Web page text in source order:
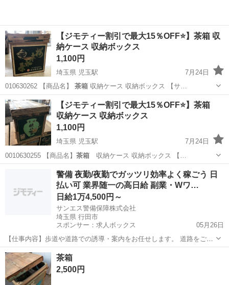
【ジモティー割引で最大15％OFF⭐️】茶箱 収
納ケース 収納ボックス
1,100円
埼玉県 児玉駅
7月24日
010630262 【商品名】 茶箱 収納ケース 収納ボックス 【サ…
埼玉 本庄市 収納家具 リユースマーケット
【ジモティー割引で最大15％OFF⭐️】茶箱
収納ケース 収納ボックス
1,100円
埼玉県 児玉駅
7月24日
0010630255 【商品名】 茶箱 収納ケース 収納ボックス 【…
本庄市 児玉駅 収納家具
警備 夜勤/夜勤でガッツリ効率よく稼ごう 日
払い可 業界随一の高日給 副業・Wワ…
日給1万4,500円～
サンエス警備保障株式会社
埼玉県 行田市
スポンサー：求人ボックス
05月26日
【仕事内容】歩道や道路での誘導・案内をお任せします。 道路をご利
用される車両や歩行者の方が安全に安心して通行するために適切に誘
導してください。 勤務地へは直行直帰OKです! <未経験でも安心!!> 丁
寧な研修20hで基本的な知識を...
アルバイト・パート
茶箱
2,500円